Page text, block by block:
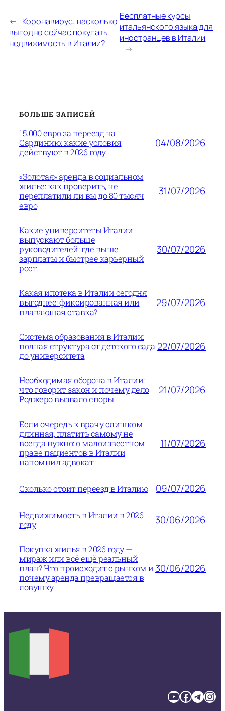
← Коронавирус: насколько
выгодно сейчас покупать
недвижимость в Италии?
Бесплатные курсы
итальянского языка для
иностранцев в Италии
→
БОЛЬШЕ ЗАПИСЕЙ
15.000 евро за переезд на
Сардинию: какие условия
действуют в 2026 году
04/08/2026
«Золотая» аренда в социальном
жилье: как проверить, не
переплатили ли вы до 80 тысяч
евро
31/07/2026
Какие университеты Италии
выпускают больше
руководителей: где выше
зарплаты и быстрее карьерный
рост
30/07/2026
Какая ипотека в Италии сегодня
выгоднее: фиксированная или
плавающая ставка?
29/07/2026
Система образования в Италии:
полная структура от детского сада
до университета
22/07/2026
Необходимая оборона в Италии:
что говорит закон и почему дело
Роджеро вызвало споры
21/07/2026
Если очередь к врачу слишком
длинная, платить самому не
всегда нужно: о малоизвестном
праве пациентов в Италии
напомнил адвокат
11/07/2026
Сколько стоит переезд в Италию 09/07/2026
Недвижимость в Италии в 2026
году
30/06/2026
Покупка жилья в 2026 году —
мираж или всё ещё реальный
план? Что происходит с рынком и
почему аренда превращается в
ловушку
30/06/2026
YouTube Facebook TelegramInstagram